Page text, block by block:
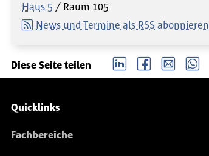
Haus 5
Raum 105
News und Termine als RSS abonnieren
Diese Seite teilen LinkedIn Facebook email Whatsapp
Service-Navigation
Quicklinks
Fachbereiche